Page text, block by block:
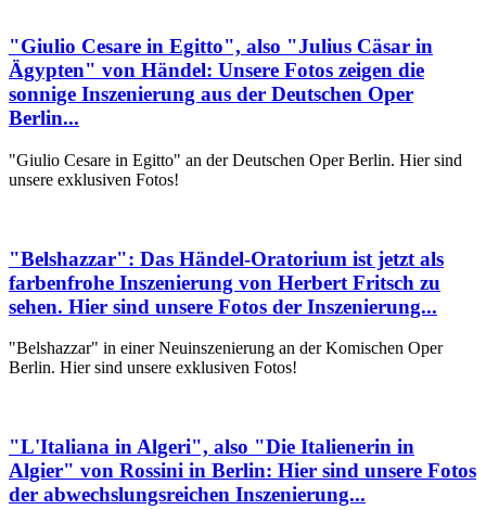
"Giulio Cesare in Egitto", also "Julius Cäsar in
Ägypten" von Händel: Unsere Fotos zeigen die
sonnige Inszenierung aus der Deutschen Oper
Berlin...
"Giulio Cesare in Egitto" an der Deutschen Oper Berlin. Hier sind
unsere exklusiven Fotos!
"Belshazzar": Das Händel-Oratorium ist jetzt als
farbenfrohe Inszenierung von Herbert Fritsch zu
sehen. Hier sind unsere Fotos der Inszenierung...
"Belshazzar" in einer Neuinszenierung an der Komischen Oper
Berlin. Hier sind unsere exklusiven Fotos!
"L'Italiana in Algeri", also "Die Italienerin in
Algier" von Rossini in Berlin: Hier sind unsere Fotos
der abwechslungsreichen Inszenierung...